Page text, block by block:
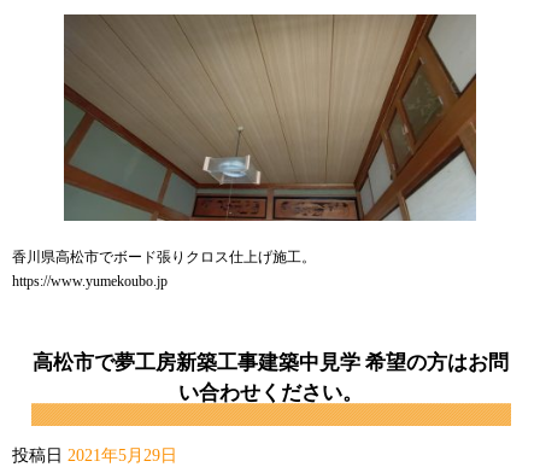
香川県高松市でボード張りクロス仕上げ施工。
https://www.yumekoubo.jp
高松市で夢工房新築工事建築中見学 希望の方はお問
い合わせください。
投稿日 2021年5月29日